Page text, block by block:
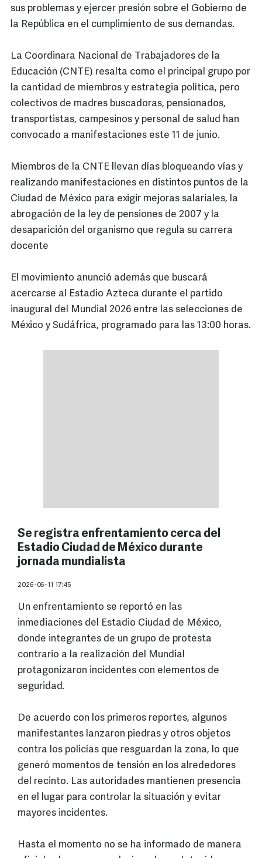
sus problemas y ejercer presión sobre el Gobierno de
la República en el cumplimiento de sus demandas.
La Coordinara Nacional de Trabajadores de la
Educación (CNTE) resalta como el principal grupo por
la cantidad de miembros y estrategia política, pero
colectivos de madres buscadoras, pensionados,
transportistas, campesinos y personal de salud han
convocado a manifestaciones este 11 de junio.
Miembros de la CNTE llevan días bloqueando vías y
realizando manifestaciones en distintos puntos de la
Ciudad de México para exigir mejoras salariales, la
abrogación de la ley de pensiones de 2007 y la
desaparición del organismo que regula su carrera
docente
El movimiento anunció además que buscará
acercarse al Estadio Azteca durante el partido
inaugural del Mundial 2026 entre las selecciones de
México y Sudáfrica, programado para las 13:00 horas.
Se registra enfrentamiento cerca del
Estadio Ciudad de México durante
jornada mundialista
2026-06-11 17:45
Un enfrentamiento se reportó en las
inmediaciones del Estadio Ciudad de México,
donde integrantes de un grupo de protesta
contrario a la realización del Mundial
protagonizaron incidentes con elementos de
seguridad.
De acuerdo con los primeros reportes, algunos
manifestantes lanzaron piedras y otros objetos
contra los policías que resguardan la zona, lo que
generó momentos de tensión en los alrededores
del recinto. Las autoridades mantienen presencia
en el lugar para controlar la situación y evitar
mayores incidentes.
Hasta el momento no se ha informado de manera